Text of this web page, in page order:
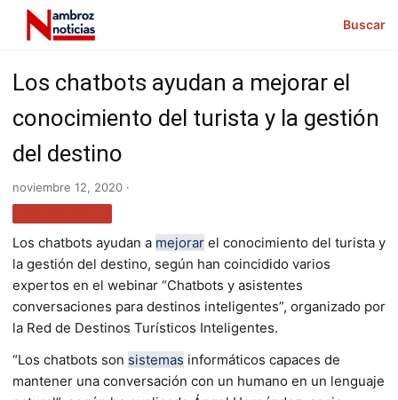
Buscar
Los chatbots ayudan a mejorar el
conocimiento del turista y la gestión
del destino
noviembre 12, 2020 ·
Los chatbots ayudan a mejorar el conocimiento del turista y
la gestión del destino, según han coincidido varios
expertos en el webinar “Chatbots y asistentes
conversaciones para destinos inteligentes”, organizado por
la Red de Destinos Turísticos Inteligentes.
“Los chatbots son sistemas informáticos capaces de
mantener una conversación con un humano en un lenguaje